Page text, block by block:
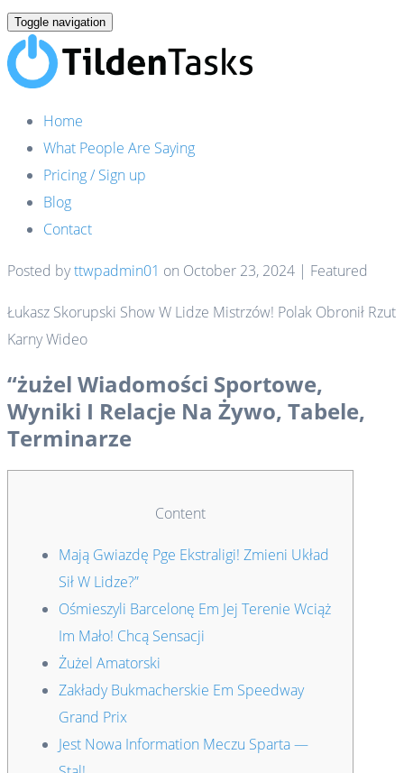
Toggle navigation
Home
What People Are Saying
Pricing / Sign up
Blog
Contact
Posted byttwpadmin01 on October 23, 2024 | Featured
Łukasz Skorupski Show W Lidze Mistrzów! Polak Obronił Rzut
Karny Wideo
“żużel Wiadomości Sportowe,
Wyniki I Relacje Na Żywo, Tabele,
Terminarze
Content
Mają Gwiazdę Pge Ekstraligi! Zmieni Układ
Sił W Lidze?”
Ośmieszyli Barcelonę Em Jej Terenie Wciąż
Im Mało! Chcą Sensacji
Żużel Amatorski
Zakłady Bukmacherskie Em Speedway
Grand Prix
Jest Nowa Information Meczu Sparta —